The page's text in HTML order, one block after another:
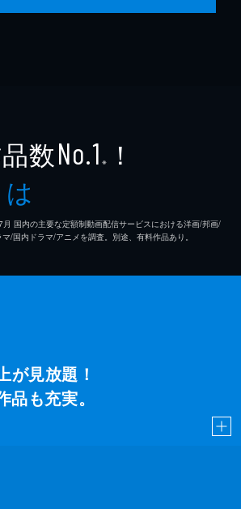
数No.1 ※ ！
国内の主要な定額制動画配信サービスにおける洋画/邦画/
/国内ドラマ/アニメを調査。別途、有料作品あり。
が見放題！
も充実。